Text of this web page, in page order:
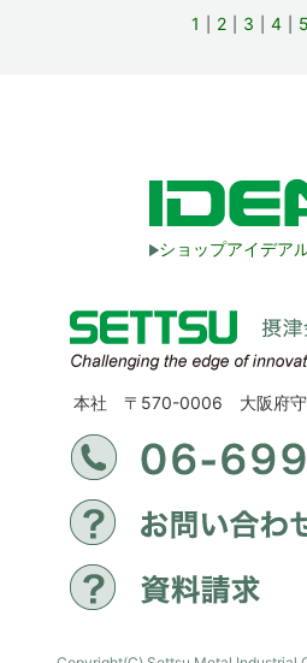
1 2 3 4 5
ショップアイデア
本社 〒570-0006 大阪府守